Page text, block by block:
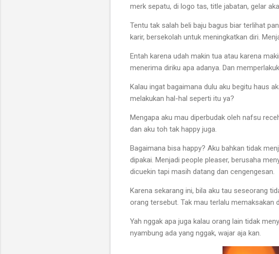
merk sepatu, di logo tas, title jabatan, gelar
Tentu tak salah beli baju bagus biar terlihat
karir, bersekolah untuk meningkatkan diri.
Entah karena udah makin tua atau karena
menerima diriku apa adanya. Dan
Kalau ingat bagaimana dulu aku begitu haus
melakukan hal-hal seperti itu ya?
Mengapa aku mau diperbudak oleh nafsu
dan aku toh tak happy juga.
Bagaimana bisa happy? Aku bahkan tidak
dipakai. Menjadi people pleaser, berusaha
dicuekin tapi masih datang dan cengengesan.
Karena sekarang ini, bila aku tau seseorang
orang tersebut. Tak mau terlalu memaksakan
Yah nggak apa juga kalau orang lain tidak
nyambung ada yang nggak, wajar aja kan.